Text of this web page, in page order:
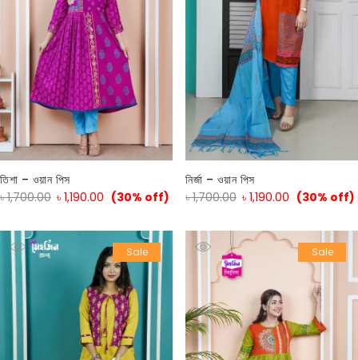
তিশা – ওয়ান পিস
৳1,700.00 ৳ 1,190.00 (30% off)
নির্জা – ওয়ান পিস
৳1,700.00 ৳ 1,190.00 (30% off)
Sale Sale